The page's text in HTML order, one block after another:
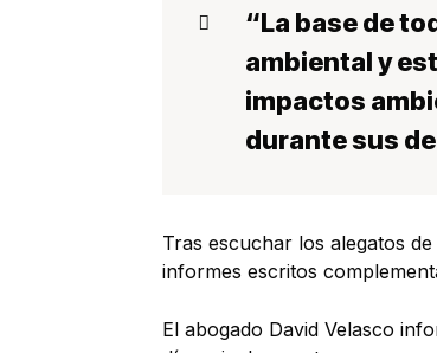
“La base de
ambiental y
impactos
durante sus
Tras escuchar los alegatos
informes escritos
El abogado David Velasco